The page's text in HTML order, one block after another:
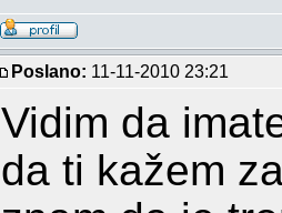
Poslano: 11-11-2010 23:21
Vidim da
da ti kažem